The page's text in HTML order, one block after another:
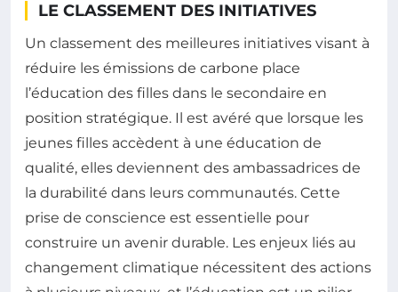
LE CLASSEMENT DES INITIATIVES
Un classement des meilleures initiatives visant à
réduire les émissions de carbone place
l’éducation des filles dans le secondaire en
position stratégique. Il est avéré que lorsque les
jeunes filles accèdent à une éducation de
qualité, elles deviennent des ambassadrices de
la durabilité dans leurs communautés. Cette
prise de conscience est essentielle pour
construire un avenir durable. Les enjeux liés au
changement climatique nécessitent des actions